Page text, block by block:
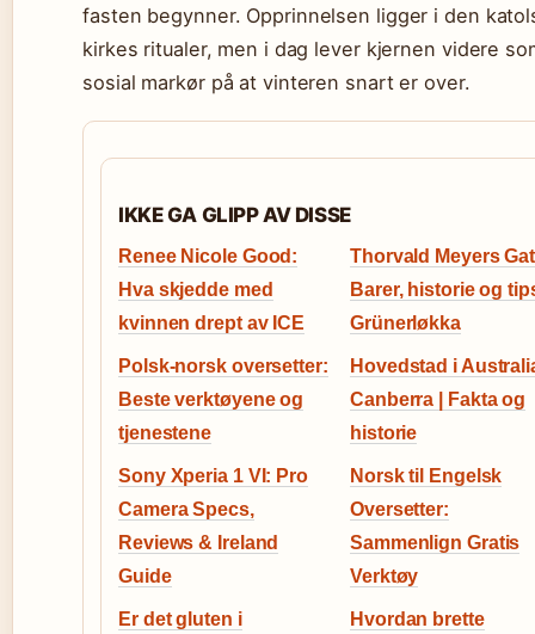
fasten begynner. Opprinnelsen ligger i den
kirkes ritualer, men i dag lever kjernen videre
sosial markør på at vinteren snart er over.
IKKE GA GLIPP AV DISSE
Renee Nicole Good:
Hva skjedde med
kvinnen drept av ICE
Thorvald Meyers
Barer, historie og
Grünerløkka
Polsk-norsk oversetter:
Beste verktøyene og
tjenestene
Hovedstad i
Canberra | Fakta og
historie
Sony Xperia 1 VI: Pro
Camera Specs,
Reviews & Ireland
Guide
Norsk til Engelsk
Oversetter:
Sammenlign Gratis
Verktøy
Er det gluten i
Hvordan brette